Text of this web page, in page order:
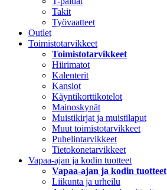
Takit
Työvaatteet
Outlet
Toimistotarvikkeet
Toimistotarvikkeet
Hiirimatot
Kalenterit
Kansiot
Käyntikorttikotelot
Mainoskynät
Muistikirjat ja muistilaput
Muut toimistotarvikkeet
Puhelintarvikkeet
Tietokonetarvikkeet
Vapaa-ajan ja kodin tuotteet
Vapaa-ajan ja kodin tuotteet
Liikunta ja urheilu